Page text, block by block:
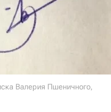
Валерия Пшеничного,